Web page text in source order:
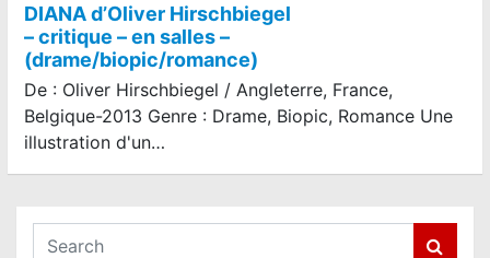
DIANA d’Oliver Hirschbiegel
– critique – en salles –
(drame/biopic/romance)
De : Oliver Hirschbiegel / Angleterre, France,
Belgique-2013 Genre : Drame, Biopic, Romance Une
illustration d'un…